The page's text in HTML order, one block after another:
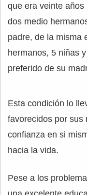
que era veinte
dos medio
padre, de la misma
hermanos, 5 niñas
preferido de su
Esta condición lo
favorecidos por sus
confianza en si
hacia la vida.
Pese a los